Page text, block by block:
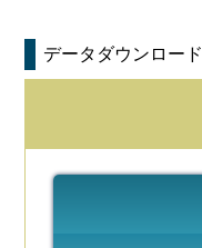
データダウンロード